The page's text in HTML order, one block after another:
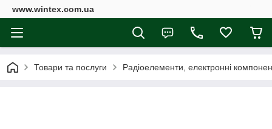
www.wintex.com.ua
Товари та послуги Радіоелементи, електронні